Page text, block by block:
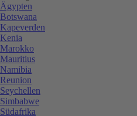
Ägypten
Botswana
Kapeverden
Kenia
Marokko
Mauritius
Namibia
Reunion
Seychellen
Simbabwe
Südafrika